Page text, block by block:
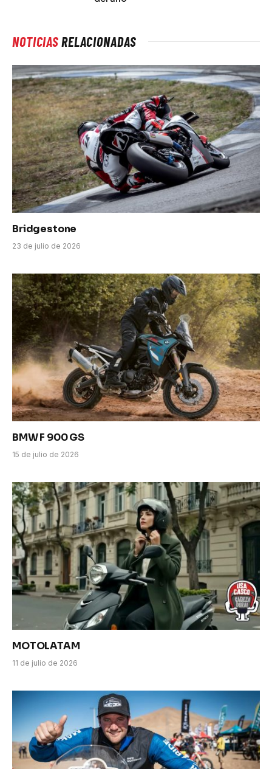
NOTICIASRELACIONADAS
Bridgestone
23 de julio de 2026
BMW F 900 GS
15 de julio de 2026
MOTOLATAM
11 de julio de 2026